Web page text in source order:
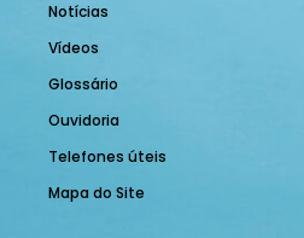
Notícias
Vídeos
Glossário
Ouvidoria
Telefones úteis
Mapa do Site